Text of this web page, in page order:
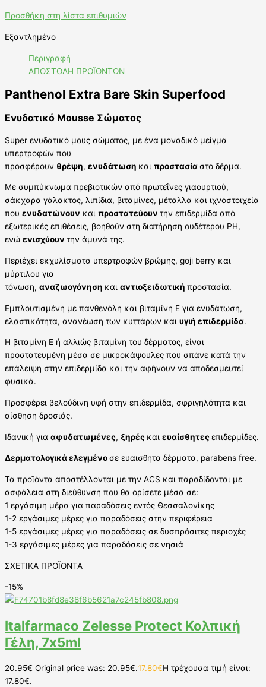
Προσθήκη στη λίστα επιθυμιών
Εξαντλημένο
Περιγραφή
ΑΠΟΣΤΟΛΗ ΠΡΟΪΟΝΤΩΝ
Panthenol Extra Bare Skin Superfood
Ενυδατικό Mousse Σώματος
Super ενυδατικό μους σώματος, με ένα μοναδικό μείγμα
υπερτροφών που
προσφέρουν θρέψη, ενυδάτωση και προστασία στο δέρμα.
Με συμπύκνωμα πρεβιοτικών από πρωτεΐνες γιαουρτιού,
σάκχαρα γάλακτος, λιπίδια, βιταμίνες, μέταλλα και ιχνοστοιχεία
που ενυδατώνουν και προστατεύουν την επιδερμίδα από
εξωτερικές επιθέσεις, βοηθούν στη διατήρηση ουδέτερου PH,
ενώ ενισχύουν την άμυνά της.
Περιέχει εκχυλίσματα υπερτροφών βρώμης, goji berry και
μύρτιλου για
τόνωση, αναζωογόνηση και αντιοξειδωτική προστασία.
Εμπλουτισμένη με πανθενόλη και βιταμίνη Ε για ενυδάτωση,
ελαστικότητα, ανανέωση των κυττάρων και υγιή επιδερμίδα.
Η βιταμίνη Ε ή αλλιώς βιταμίνη του δέρματος, είναι
προστατευμένη μέσα σε μικροκάψουλες που σπάνε κατά την
επάλειψη στην επιδερμίδα και την αφήνουν να αποδεσμευτεί
φυσικά.
Προσφέρει βελούδινη υφή στην επιδερμίδα, σφριγηλότητα και
αίσθηση δροσιάς.
Ιδανική για αφυδατωμένες, ξηρές και ευαίσθητες επιδερμίδες.
Δερματολογικά ελεγμένοσε ευαισθητα δέρματα, parabens free.
Τα προϊόντα αποστέλλονται με την ACS και παραδίδονται με
ασφάλεια στη διεύθυνση που θα ορίσετε μέσα σε:
1 εργάσιμη μέρα για παραδόσεις εντός Θεσσαλονίκης
1-2 εργάσιμες μέρες για παραδόσεις στην περιφέρεια
1-5 εργάσιμες μέρες για παραδόσεις σε δυσπρόσιτες περιοχές
1-3 εργάσιμες μέρες για παραδόσεις σε νησιά
ΣΧΕΤΙΚΑ ΠΡΟΪΟΝΤΑ
-15%
Italfarmaco Zelesse Protect Κολπική
Γέλη, 7x5ml
20.95€ Original price was: 20.95€.17.80€Η τρέχουσα τιμή είναι:
17.80€.